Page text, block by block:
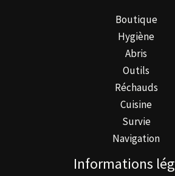
la
page
du
produit
Boutique
Hygiène
Abris
Outils
Réchauds
Cuisine
Survie
Navigation
Informations